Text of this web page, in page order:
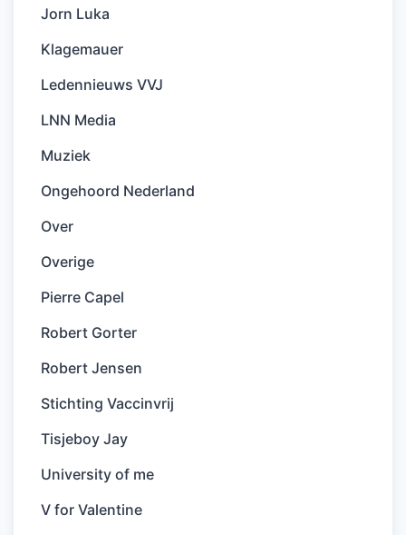
Jorn Luka
Klagemauer
Ledennieuws VVJ
LNN Media
Muziek
Ongehoord Nederland
Over
Overige
Pierre Capel
Robert Gorter
Robert Jensen
Stichting Vaccinvrij
Tisjeboy Jay
University of me
V for Valentine